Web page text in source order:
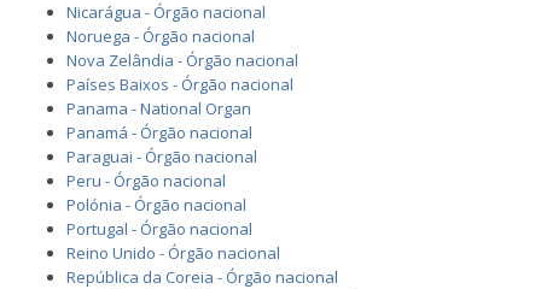
Nicarágua - Órgão nacional
Noruega - Órgão nacional
Nova Zelândia - Órgão nacional
Países Baixos - Órgão nacional
Panama - National Organ
Panamá - Órgão nacional
Paraguai - Órgão nacional
Peru - Órgão nacional
Polónia - Órgão nacional
Portugal - Órgão nacional
Reino Unido - Órgão nacional
República da Coreia - Órgão nacional